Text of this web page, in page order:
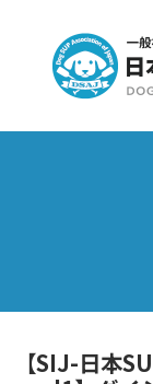
入会・更新
公認スクール・
資格取得・協
【SIJ-日本